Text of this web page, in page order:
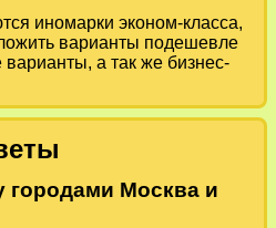
иномарки эконом-класса,
варианты подешевле
а так же бизнес-
городами Москва и